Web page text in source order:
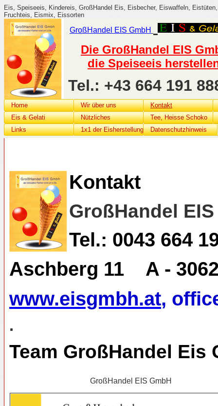
Eis, Speiseeis, Kindereis, GroßHandel Eis, Eisbecher, Eiswaffeln,
Fruchteis, Eismix, Eissorten
GroßHandel EIS GmbH
Die GroßHandel EIS
die Speiseeis
Tel.: +43 664 191
Home Wir über uns
Kontakt
Eis & Gelati
Nützliches
Tee, Heisse Schoko
Links
1x1 der Eisherstellung Datenschutzhinweis
Kontakt
GroßHandel
Tel.: 0043 664
Aschberg 11 A -
www.eisgmbh.at,
.
Team GroßHandel Eis
GroßHandel EIS GmbH